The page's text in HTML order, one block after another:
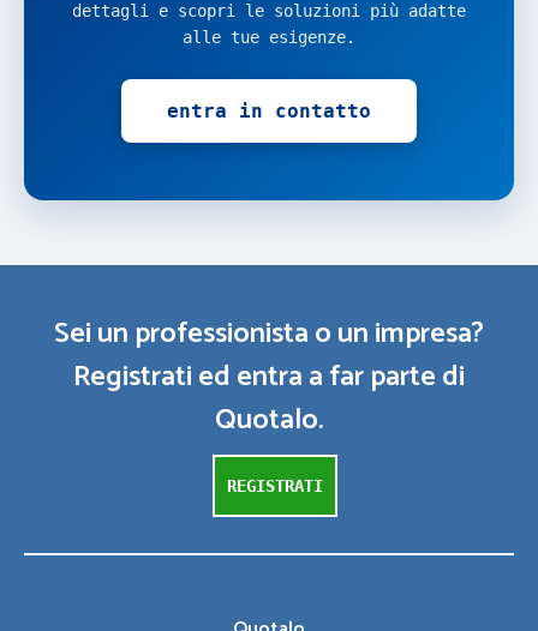
dettagli e scopri le soluzioni più adatte
alle tue esigenze.
entra in contatto
Sei un professionista o un impresa?
Registrati ed entra a far parte di
Quotalo.
REGISTRATI